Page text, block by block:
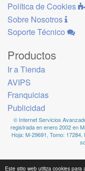
Este sitio web utiliza cookies
Política de Cookies
Sobre Nosotros
Soporte Técnico
Productos
Ir a Tienda
AVIPS
Franquicias
Publicidad
© Internet Servicios
registrada en enero 2002 en
Hoja: M-29691, Tomo: